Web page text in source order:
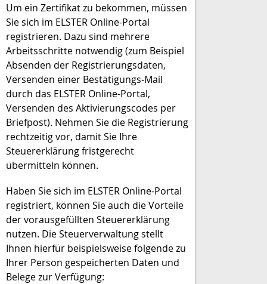
Um ein Zertifikat zu bekommen, müssen
Sie sich im ELSTER Online-Portal
registrieren. Dazu sind mehrere
Arbeitsschritte notwendig (zum Beispiel
Absenden der Registrierungsdaten,
Versenden einer Bestätigungs-Mail
durch das ELSTER Online-Portal,
Versenden des Aktivierungscodes per
Briefpost). Nehmen Sie die Registrierung
rechtzeitig vor, damit Sie Ihre
Steuererklärung fristgerecht
übermitteln können.
Haben Sie sich im ELSTER Online-Portal
registriert, können Sie auch die Vorteile
der vorausgefüllten Steuererklärung
nutzen. Die Steuerverwaltung stellt
Ihnen hierfür beispielsweise folgende zu
Ihrer Person gespeicherten Daten und
Belege zur Verfügung: